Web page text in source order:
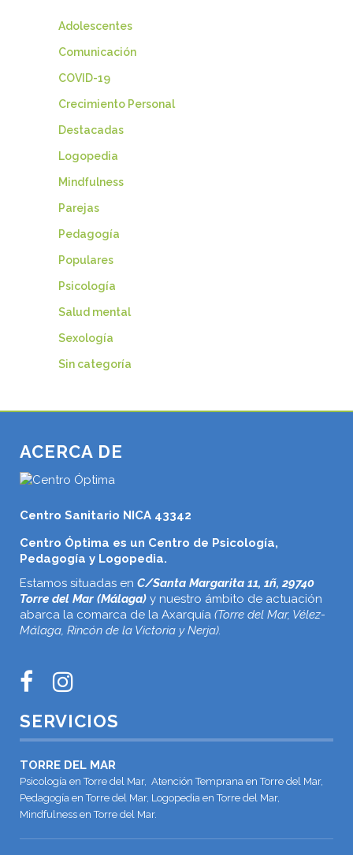
Adolescentes
Comunicación
COVID-19
Crecimiento Personal
Destacadas
Logopedia
Mindfulness
Parejas
Pedagogía
Populares
Psicología
Salud mental
Sexología
Sin categoría
ACERCA DE
Centro Sanitario NICA 43342
Centro Óptima es un Centro de Psicología,
Pedagogía y Logopedia.
Estamos situadas en C/Santa Margarita 11, 1ñ, 29740
Torre del Mar (Málaga) y nuestro ámbito de actuación
abarca la comarca de la Axarquía (Torre del Mar, Vélez-
Málaga, Rincón de la Victoria y Nerja).
SERVICIOS
TORRE DEL MAR
Psicología en Torre del Mar, Atención Temprana en Torre del Mar,
Pedagogía en Torre del Mar, Logopedia en Torre del Mar,
Mindfulness en Torre del Mar.